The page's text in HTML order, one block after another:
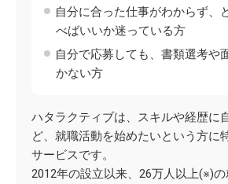
自分に合った仕事がわからず、
べばいいか迷っている方
自分で応募しても、書類選考や
かない方
ハタラクティブは、スキルや経歴に
ど、就職活動を始めたいという方に
サービスです。
2012年の設立以来、26万人以上(※)